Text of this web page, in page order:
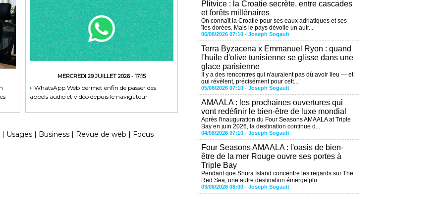
MERCREDI 29 JUILLET 2026 - 17:15
WhatsApp Web permet enfin de passer des
appels audio et vidéo depuis le navigateur
| Usages | Business | Revue de web | Focus
Plitvice : la Croatie secrète, entre cascades
et forêts millénaires
On connaît la Croatie pour ses eaux adriatiques et ses
îles dorées. Mais le pays dévoile un autr...
06/08/2026 07:10 - Joseph Sogault
Terra Byzacena x Emmanuel Ryon : quand
l'huile d'olive tunisienne se glisse dans une
glace parisienne
Il y a des rencontres qui n'auraient pas dû avoir lieu — et
qui révèlent, précisément pour cett...
05/08/2026 07:10 - Joseph Sogault
AMAALA : les prochaines ouvertures qui
vont redéfinir le bien-être de luxe mondial
Après l'inauguration du Four Seasons AMAALA at Triple
Bay en juin 2026, la destination continue d...
04/08/2026 07:10 - Joseph Sogault
Four Seasons AMAALA : l'oasis de bien-
être de la mer Rouge ouvre ses portes à
Triple Bay
Pendant que Shura Island concentre les regards sur The
Red Sea, une autre destination émerge plu...
03/08/2026 08:00 - Joseph Sogault